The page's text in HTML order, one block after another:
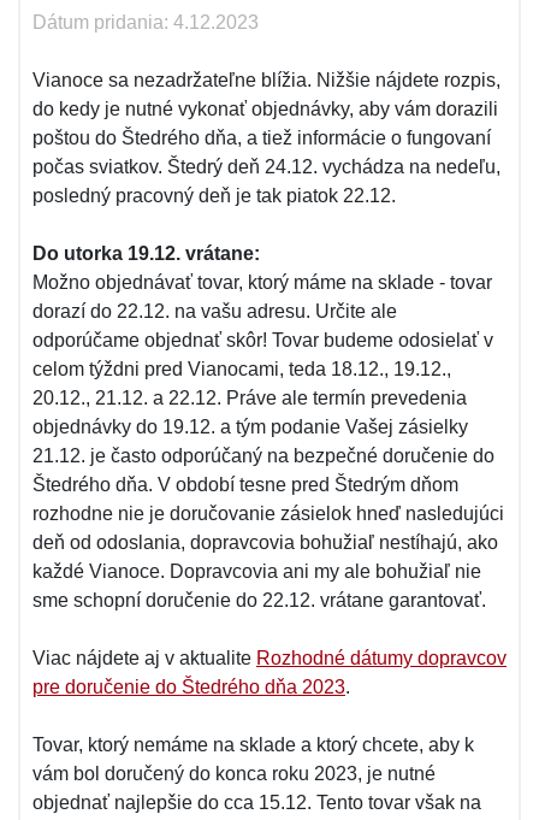
Dátum pridania: 4.12.2023
Vianoce sa nezadržateľne blížia. Nižšie nájdete rozpis,
do kedy je nutné vykonať objednávky, aby vám dorazili
poštou do Štedrého dňa, a tiež informácie o fungovaní
počas sviatkov. Štedrý deň 24.12. vychádza na nedeľu,
posledný pracovný deň je tak piatok 22.12.
Do utorka 19.12. vrátane:
Možno objednávať tovar, ktorý máme na sklade - tovar
dorazí do 22.12. na vašu adresu. Určite ale
odporúčame objednať skôr! Tovar budeme odosielať v
celom týždni pred Vianocami, teda 18.12., 19.12.,
20.12., 21.12. a 22.12. Práve ale termín prevedenia
objednávky do 19.12. a tým podanie Vašej zásielky
21.12. je často odporúčaný na bezpečné doručenie do
Štedrého dňa. V období tesne pred Štedrým dňom
rozhodne nie je doručovanie zásielok hneď nasledujúci
deň od odoslania, dopravcovia bohužiaľ nestíhajú, ako
každé Vianoce. Dopravcovia ani my ale bohužiaľ nie
sme schopní doručenie do 22.12. vrátane garantovať.
Viac nájdete aj v aktualite Rozhodné dátumy dopravcov
pre doručenie do Štedrého dňa 2023.
Tovar, ktorý nemáme na sklade a ktorý chcete, aby k
vám bol doručený do konca roku 2023, je nutné
objednať najlepšie do cca 15.12. Tento tovar však na